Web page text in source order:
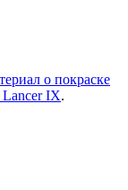
о покраске
Lancer IX.